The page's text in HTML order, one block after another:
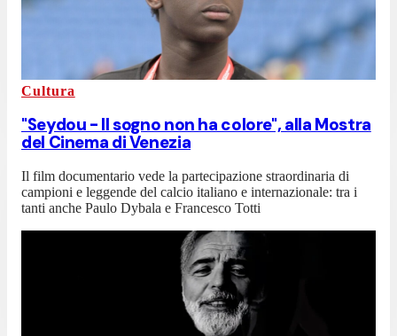
Cultura
"Seydou - Il sogno non ha colore", alla Mostra
del Cinema di Venezia
Il film documentario vede la partecipazione straordinaria di
campioni e leggende del calcio italiano e internazionale: tra i
tanti anche Paulo Dybala e Francesco Totti